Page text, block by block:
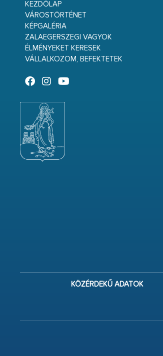
KEZDŐLAP
VÁROSTÖRTÉNET
KÉPGALÉRIA
ZALAEGERSZEGI VAGYOK
ÉLMÉNYEKET KERESEK
VÁLLALKOZOM, BEFEKTETEK
KÖZÉRDEKŰ ADATOK